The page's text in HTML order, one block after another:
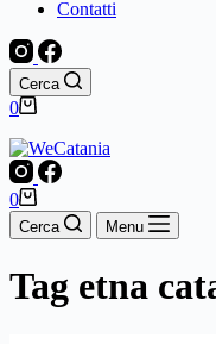
Contatti
Cerca
Carrello
0
Carrello
0
Cerca Menu
Tag etna